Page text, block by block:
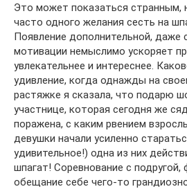
Это может показаться странным,
часто одного желания сесть на
Появление дополнительной, даже
мотивации немыслимо ускоряет
увлекательнее и интереснее.
удивление, когда однажды на
растяжке я сказала, что подарю
участнице, которая сегодня же
поражена, с каким рвением
девушки начали усиленно
удивительное!) одна из них
шпагат! Соревнование с
обещание себе чего-то